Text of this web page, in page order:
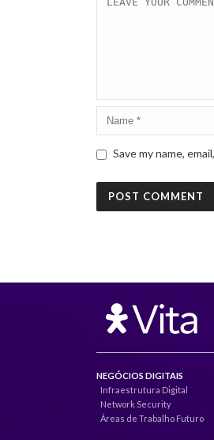
Save my name,
NEGÓCIOS DIGITAIS
Infraestrutura Digital
Network Security
Áreas de Trabalho Futuro